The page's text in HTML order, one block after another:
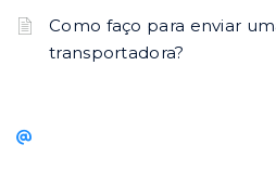
Como faço para enviar
transportadora?